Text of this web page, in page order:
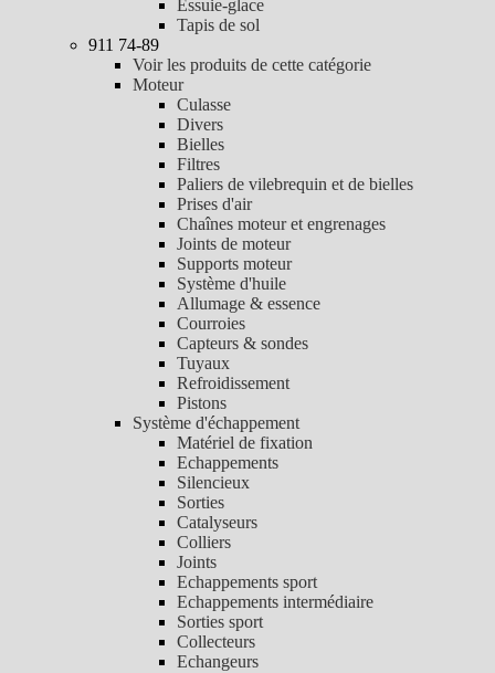
Essuie-glace
Tapis de sol
911 74-89
Voir les produits de cette catégorie
Moteur
Culasse
Divers
Bielles
Filtres
Paliers de vilebrequin et de bielles
Prises d'air
Chaînes moteur et engrenages
Joints de moteur
Supports moteur
Système d'huile
Allumage & essence
Courroies
Capteurs & sondes
Tuyaux
Refroidissement
Pistons
Système d'échappement
Matériel de fixation
Echappements
Silencieux
Sorties
Catalyseurs
Colliers
Joints
Echappements sport
Echappements intermédiaire
Sorties sport
Collecteurs
Echangeurs